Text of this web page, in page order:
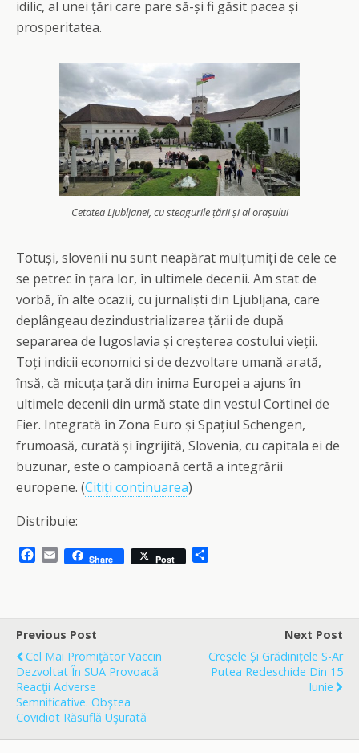
idilic, al unei țări care pare să-și fi găsit pacea și
prosperitatea.
Cetatea Ljubljanei, cu steagurile țării și al orașului
Totuși, slovenii nu sunt neapărat mulțumiți de cele ce
se petrec în țara lor, în ultimele decenii. Am stat de
vorbă, în alte ocazii, cu jurnaliști din Ljubljana, care
deplângeau dezindustrializarea țării de după
separarea de Iugoslavia și creșterea costului vieții.
Toți indicii economici și de dezvoltare umană arată,
însă, că micuța țară din inima Europei a ajuns în
ultimele decenii din urmă state din vestul Cortinei de
Fier. Integrată în Zona Euro și Spațiul Schengen,
frumoasă, curată și îngrijită, Slovenia, cu capitala ei de
buzunar, este o campioană certă a integrării
europene. (Citiți continuarea)
Distribuie:
b
o
o
k
E
l
Share Post
e
Previous Post
Cel Mai Promiţător Vaccin
Dezvoltat În SUA Provoacă
Reacţii Adverse
Semnificative. Obştea
Covidiot Răsuflă Uşurată
Next Post
Creșele Și Grădinițele S-Ar
Putea Redeschide Din 15
Iunie